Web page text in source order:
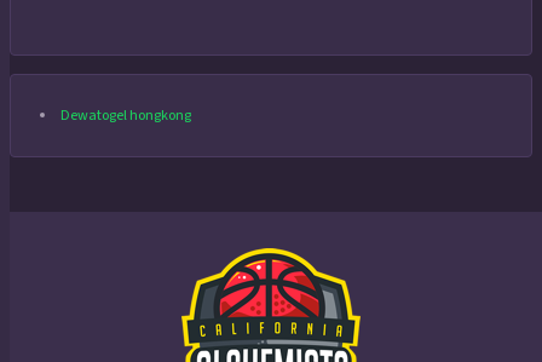
Dewatogel hongkong